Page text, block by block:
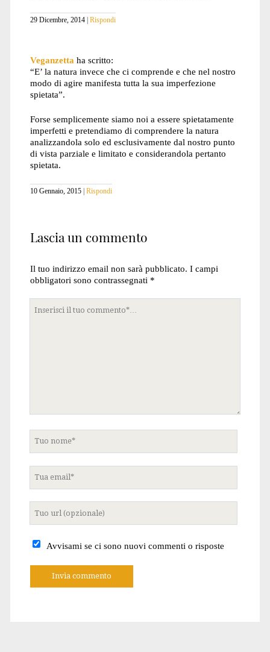
29 Dicembre, 2014 Rispondi
Veganzetta ha scritto:
“E’ la natura invece che ci comprende e che nel nostro
modo di agire manifesta tutta la sua imperfezione
spietata”.
Forse semplicemente siamo noi a essere spietatamente
imperfetti e pretendiamo di comprendere la natura
analizzandola solo ed esclusivamente dal nostro punto
di vista parziale e limitato e considerandola pertanto
spietata.
10 Gennaio, 2015 Rispondi
Lascia un commento
Il tuo indirizzo email non sarà pubblicato. I campi
obbligatori sono contrassegnati *
commento
nome
email
sito
Avvisami se ci sono nuovi commenti o risposte